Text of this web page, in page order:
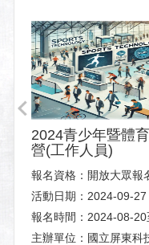
2024青少年暨體
營(工作人員)
報名資格：開放大眾報
活動日期：2024-09-27
報名時間：2024-08-20
主辦單位：國立屏東科技大學